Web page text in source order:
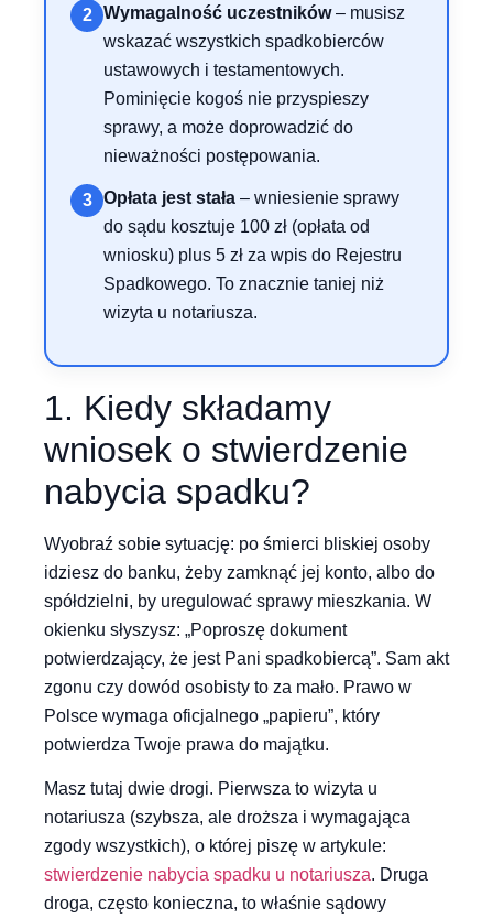
2 Wymagalność uczestników– musisz
wskazać wszystkich spadkobierców
ustawowych i testamentowych.
Pominięcie kogoś nie przyspieszy
sprawy, a może doprowadzić do
nieważności postępowania.
3 Opłata jest stała – wniesienie sprawy
do sądu kosztuje 100 zł (opłata od
wniosku) plus 5 zł za wpis do Rejestru
Spadkowego. To znacznie taniej niż
wizyta u notariusza.
1. Kiedy składamy
wniosek o stwierdzenie
nabycia spadku?
Wyobraź sobie sytuację: po śmierci bliskiej osoby
idziesz do banku, żeby zamknąć jej konto, albo do
spółdzielni, by uregulować sprawy mieszkania. W
okienku słyszysz: „Poproszę dokument
potwierdzający, że jest Pani spadkobiercą”. Sam akt
zgonu czy dowód osobisty to za mało. Prawo w
Polsce wymaga oficjalnego „papieru”, który
potwierdza Twoje prawa do majątku.
Masz tutaj dwie drogi. Pierwsza to wizyta u
notariusza (szybsza, ale droższa i wymagająca
zgody wszystkich), o której piszę w artykule:
stwierdzenie nabycia spadku u notariusza. Druga
droga, często konieczna, to właśnie sądowy